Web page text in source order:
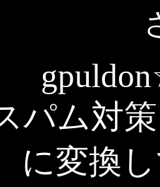
パム対
に変換